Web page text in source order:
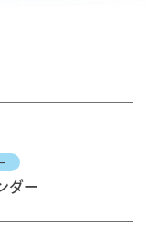
ダー